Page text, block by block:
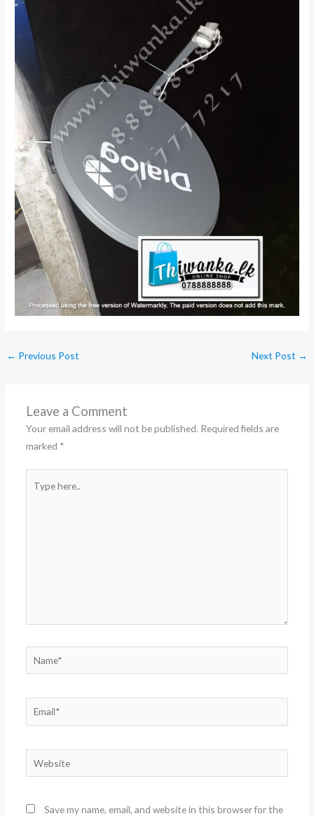
← Previous Post Next Post →
Leave a Comment
Your email address will not be published. Required fields are
marked *
here..
Name*
Email*
Website
Save my name, email, and website in this browser for the